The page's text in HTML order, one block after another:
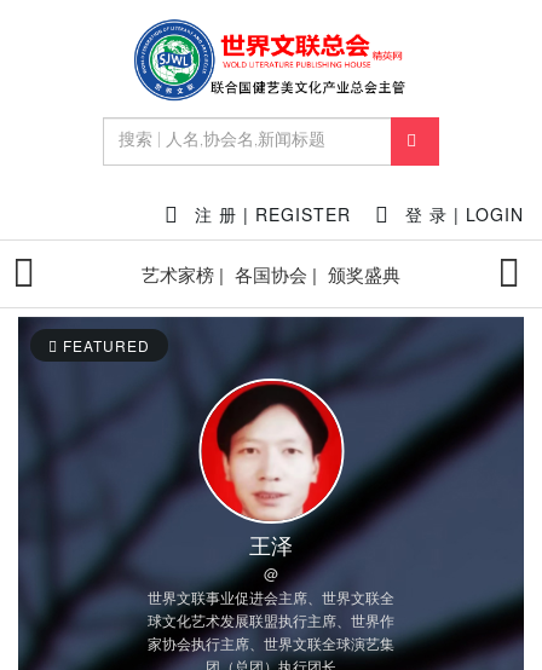
注 册 | REGISTER 登 录 | LOGIN
艺术家榜 | 各国协会 | 颁奖盛典
FEATURED
王泽
@
世界文联事业促进会主席、世界文联全
球文化艺术发展联盟执行主席、世界作
家协会执行主席、世界文联全球演艺集
团（总团）执行团长